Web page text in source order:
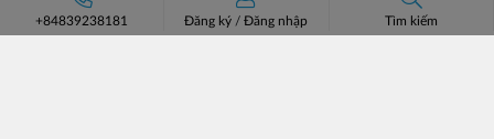
Số điện thoại: +84 (24)3685 8811- 3565 8181
+84839238181 Đăng ký /Đăng nhập Tìm kiếm